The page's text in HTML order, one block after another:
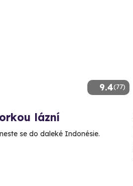
9.4(77)
lázní
se do daleké Indonésie.